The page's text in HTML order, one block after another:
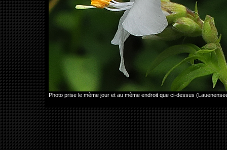
Photo prise le même jour et au même endroit que ci-dessus